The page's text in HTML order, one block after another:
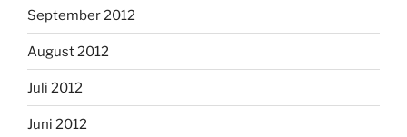
September 2012
August 2012
Juli 2012
Juni 2012